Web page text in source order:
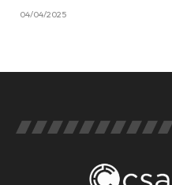
04/04/2025